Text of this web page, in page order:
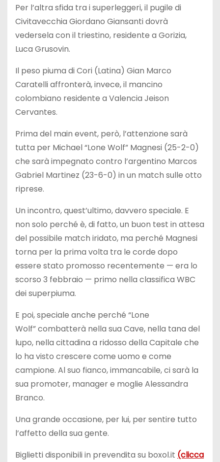
Per l’altra sfida tra i superleggeri, il pugile di
Civitavecchia Giordano Giansanti dovrà
vedersela con il triestino, residente a Gorizia,
Luca Grusovin.
Il peso piuma di Cori (Latina) Gian Marco
Caratelli affronterà, invece, il mancino
colombiano residente a Valencia Jeison
Cervantes.
Prima del main event, però, l’attenzione sarà
tutta per Michael “Lone Wolf” Magnesi (25-2-0)
che sarà impegnato contro l’argentino Marcos
Gabriel Martinez (23-6-0) in un match sulle otto
riprese.
Un incontro, quest’ultimo, davvero speciale. E
non solo perché è, di fatto, un buon test in attesa
del possibile match iridato, ma perché Magnesi
torna per la prima volta tra le corde dopo
essere stato promosso recentemente — era lo
scorso 3 febbraio — primo nella classifica WBC
dei superpiuma.
E poi, speciale anche perché “Lone
Wolf” combatterà nella sua Cave, nella tana del
lupo, nella cittadina a ridosso della Capitale che
lo ha visto crescere come uomo e come
campione. Al suo fianco, immancabile, ci sarà la
sua promoter, manager e moglie Alessandra
Branco.
Una grande occasione, per lui, per sentire tutto
l’affetto della sua gente.
Biglietti disponibili in prevendita su boxol.it (clicca